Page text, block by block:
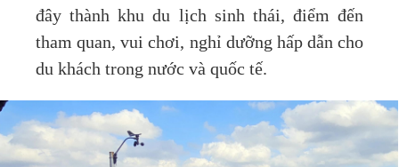
đây thành khu du lịch sinh thái, điểm đến
tham quan, vui chơi, nghỉ dưỡng hấp dẫn cho
du khách trong nước và quốc tế.